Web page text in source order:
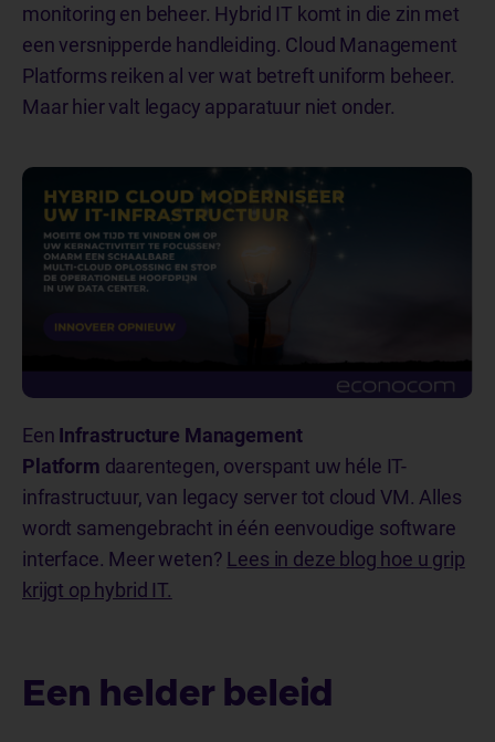
monitoring en beheer. Hybrid IT komt in die zin met
een versnipperde handleiding. Cloud Management
Platforms reiken al ver wat betreft uniform beheer.
Maar hier valt legacy apparatuur niet onder.
Een Infrastructure Management
Platform daarentegen, overspant uw héle IT-
infrastructuur, van legacy server tot cloud VM. Alles
wordt samengebracht in één eenvoudige software
interface. Meer weten? Lees in deze blog hoe u grip
krijgt op hybrid IT.
Een helder beleid